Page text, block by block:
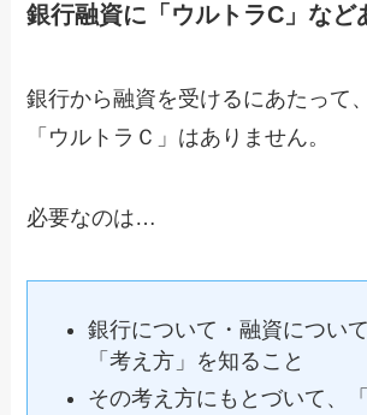
銀行融資に「ウルトラC」など
銀行から融資を受けるにあたって
「ウルトラＣ」はありません。
必要なのは…
銀行について・融資につい
「考え方」を知ること
その考え方にもとづいて、